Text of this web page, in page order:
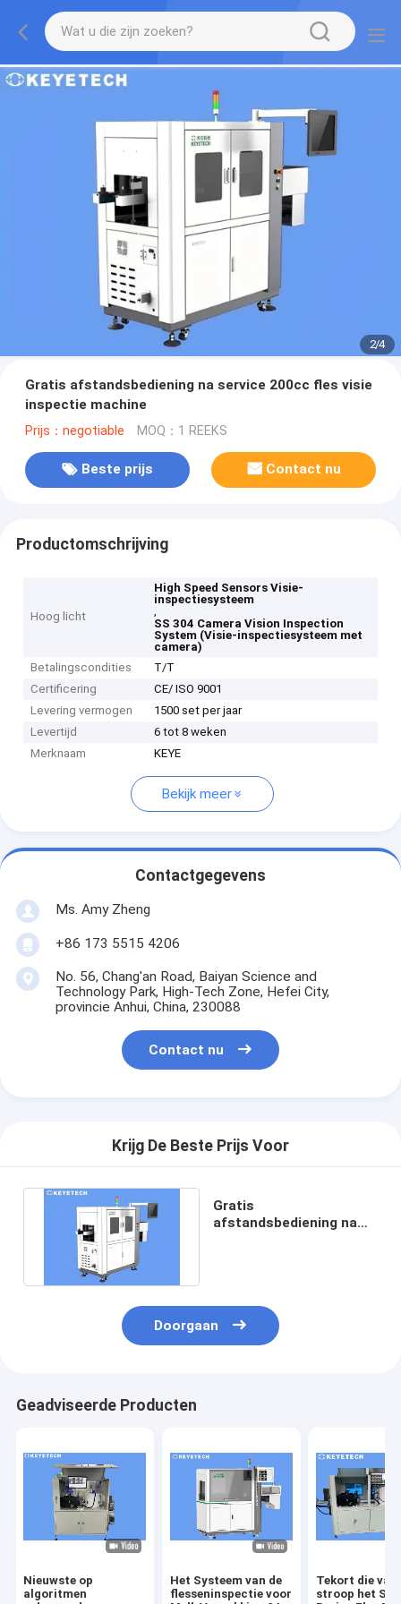
2/4
Gratis afstandsbediening na service 200cc fles visie
inspectie machine
Prijs：negotiable MOQ：1 REEKS
Beste prijs Contact nu
Productomschrijving
Hoog licht
High Speed Sensors Visie-
inspectiesysteem
,
SS 304 Camera Vision Inspection
System (Visie-inspectiesysteem met
camera)
Betalingscondities
T/T
Certificering
CE/ ISO 9001
Levering vermogen
1500 set per jaar
Levertijd
6 tot 8 weken
Merknaam
KEYE
Bekijk meer
Contactgegevens
Ms. Amy Zheng
+86 173 5515 4206
No. 56, Chang'an Road, Baiyan Science and
Technology Park, High-Tech Zone, Hefei City,
provincie Anhui, China, 230088
Contact nu
Krijg De Beste Prijs Voor
Gratis
afstandsbediening na
Doorgaan
Geadviseerde Producten
Nieuwste op
algoritmen
Het Systeem van de
flesseninspectie voor
Tekort die van
stroop het